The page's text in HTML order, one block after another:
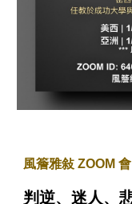
風簷雅敍 ZOOM 會
判逆、迷人、